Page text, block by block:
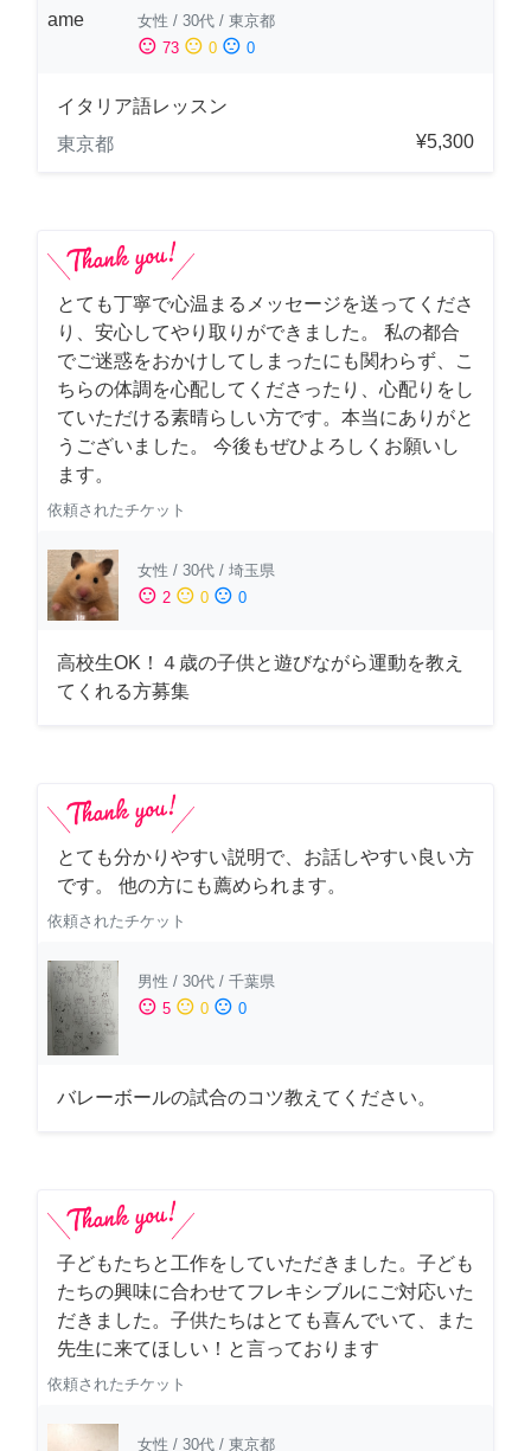
女性 / 30代 / 東京都
sentiment_satisfied 73 sentiment_neutral 0 sentiment_dissatisfied 0
イタリア語レッスン
東京都
¥5,300
とても丁寧で心温まるメッセージを送ってくださ
り、安心してやり取りができました。 私の都合
でご迷惑をおかけしてしまったにも関わらず、こ
ちらの体調を心配してくださったり、心配りをし
ていただける素晴らしい方です。本当にありがと
うございました。 今後もぜひよろしくお願いし
ます。
依頼されたチケット
女性 / 30代 / 埼玉県
sentiment_satisfied 2 sentiment_neutral 0 sentiment_dissatisfied 0
高校生OK！４歳の子供と遊びながら運動を教え
てくれる方募集
とても分かりやすい説明で、お話しやすい良い方
です。 他の方にも薦められます。
依頼されたチケット
男性 / 30代 / 千葉県
sentiment_satisfied 5 sentiment_neutral 0 sentiment_dissatisfied 0
バレーボールの試合のコツ教えてください。
子どもたちと工作をしていただきました。子ども
たちの興味に合わせてフレキシブルにご対応いた
だきました。子供たちはとても喜んでいて、また
先生に来てほしい！と言っております
依頼されたチケット
女性 / 30代 / 東京都